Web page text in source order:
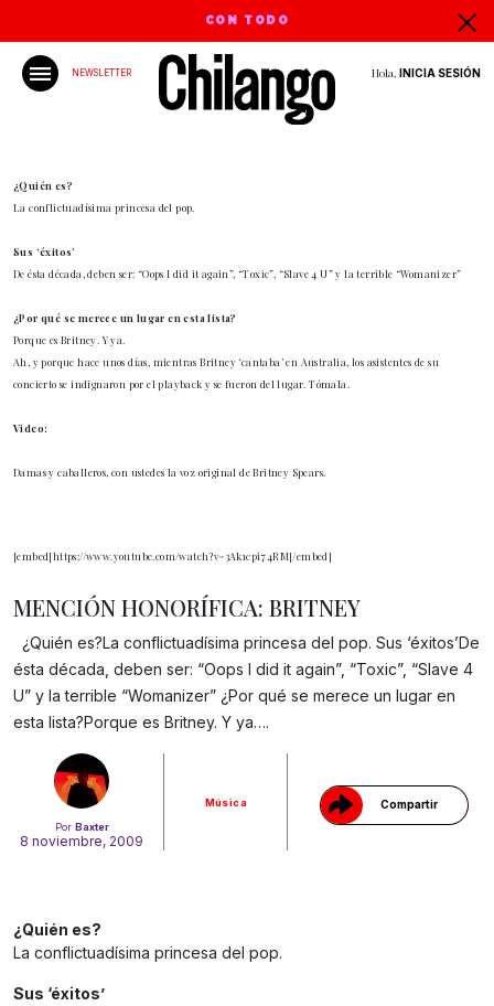
CON TODO
NEWSLETTER Hola, INICIA SESIÓN
¿Quién es?
La conflictuadísima princesa del pop.
Sus ‘éxitos’
De ésta década, deben ser: “Oops I did it again”, “Toxic”, “Slave 4 U” y la terrible “Womanizer”
¿Por qué se merece un lugar en esta lista?
Porque es Britney. Y ya.
Ah, y porque hace unos días, mientras Britney ‘cantaba’ en Australia, los asistentes de su
concierto se indignaron por el playback y se fueron del lugar. Tómala.
Video:
Damas y caballeros, con ustedes la voz original de Britney Spears.
[embed]https://www.youtube.com/watch?v=3Ak1cpi74RM[/embed]
Por Baxter
8 noviembre, 2009
Música Compartir
Gracias!
MENCIÓN HONORÍFICA: BRITNEY
¿Quién es?La conflictuadísima princesa del pop. Sus ‘éxitos’De
ésta década, deben ser: “Oops I did it again”, “Toxic”, “Slave 4
U” y la terrible “Womanizer” ¿Por qué se merece un lugar en
esta lista?Porque es Britney. Y ya….
¿Quién es?
La conflictuadísima princesa del pop.
Sus ‘éxitos’